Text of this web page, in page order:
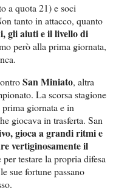
a quota 21) e soci
tanto in attacco, quanto
gli aiuti e il livello di
però alla prima giornata,
San Miniato, altra
La scorsa stagione
giornata e in
giocava in trasferta. San
gioca a grandi ritmi e
vertiginosamente il
testare la propria difesa
sue fortune passano